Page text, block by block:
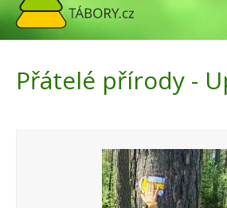
Přátelé přírody -